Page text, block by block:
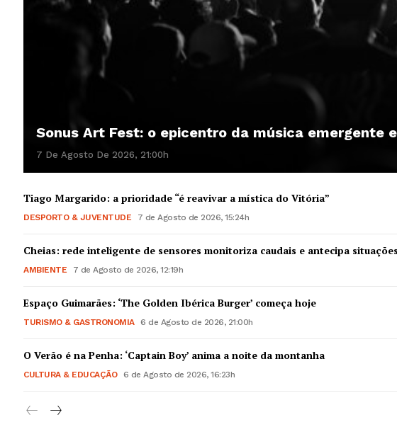
Guimarães, agora!
Sonus Art Fest: o epicentro da música emergente
7 De Agosto De 2026, 21:00h
Tiago Margarido: a prioridade “é reavivar a mística do Vitória”
DESPORTO & JUVENTUDE 7 de Agosto de 2026, 15:24h
Cheias: rede inteligente de sensores monitoriza caudais e antecipa
AMBIENTE 7 de Agosto de 2026, 12:19h
Espaço Guimarães: ‘The Golden Ibérica Burger’ começa hoje
TURISMO & GASTRONOMIA 6 de Agosto de 2026, 21:00h
O Verão é na Penha: ‘Captain Boy’ anima a noite da montanha
CULTURA & EDUCAÇÃO 6 de Agosto de 2026, 16:23h